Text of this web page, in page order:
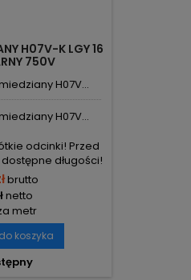
H07V-K LGY 16
750V
H07V...
H07V...
odcinki! Przed
długości!
brutto
netto
metr
koszyka